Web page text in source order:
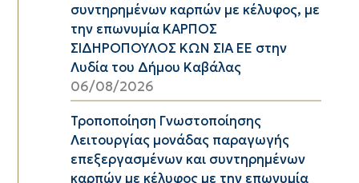
συντηρημένων καρπών με κέλυφος, με
την επωνυμία ΚΑΡΠΟΣ
ΣΙΔΗΡΟΠΟΥΛΟΣ ΚΩΝ ΣΙΑ ΕΕ στην
Λυδία του Δήμου Καβάλας
06/08/2026
Τροποποίηση Γνωστοποίησης
Λειτουργίας μονάδας παραγωγής
επεξεργασμένων και συντηρημένων
καρπών με κέλυφος με την επωνυμία